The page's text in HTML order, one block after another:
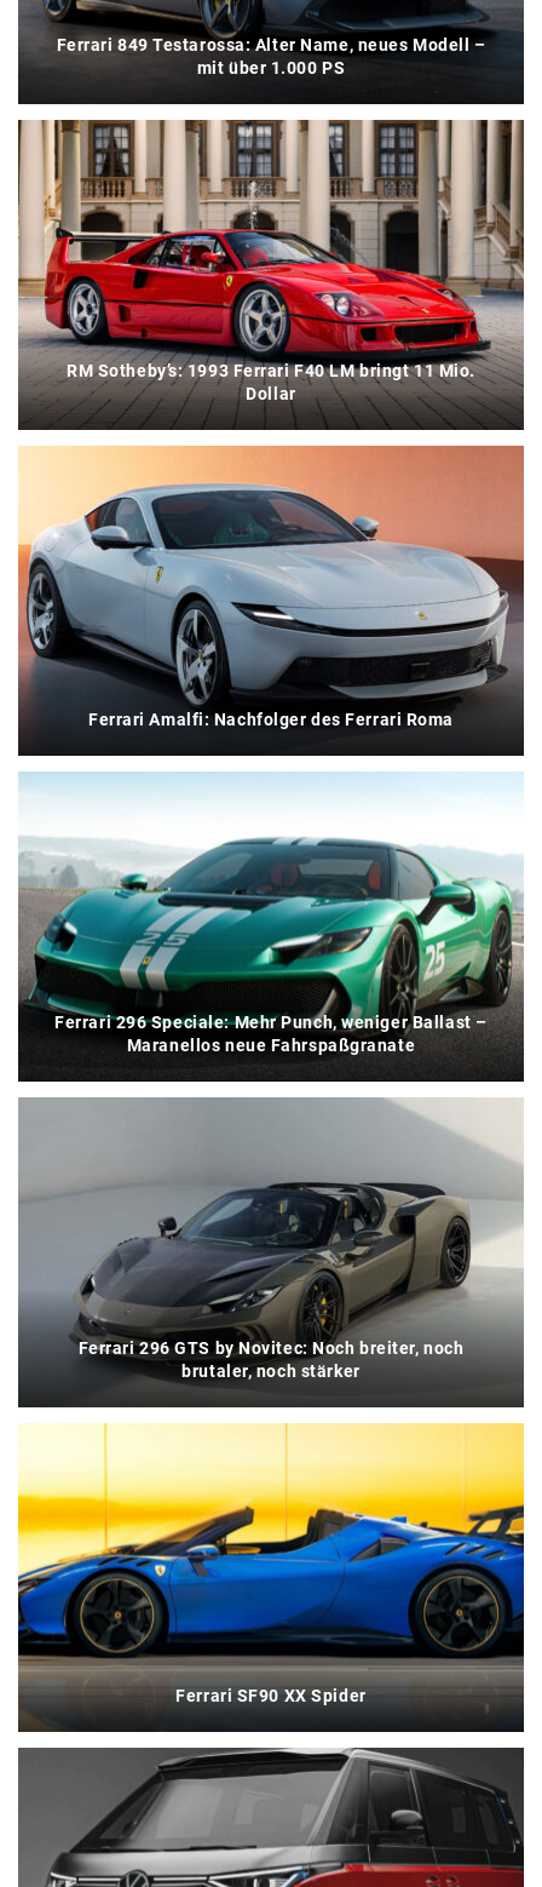
Ferrari 849 Testarossa: Alter Name, neues Modell –
mit über 1.000 PS
RM Sotheby’s: 1993 Ferrari F40 LM bringt 11 Mio.
Dollar
Ferrari Amalfi: Nachfolger des Ferrari Roma
Ferrari 296 Speciale: Mehr Punch, weniger Ballast –
Maranellos neue Fahrspaßgranate
Ferrari 296 GTS by Novitec: Noch breiter, noch
brutaler, noch stärker
Ferrari SF90 XX Spider